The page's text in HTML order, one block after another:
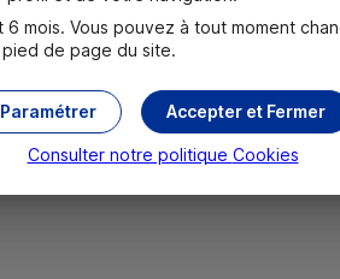
mois. Vous pouvez à tout moment
de page du site.
Accepter et Fermer
Paramétrer
Consulter notre politique Cookies